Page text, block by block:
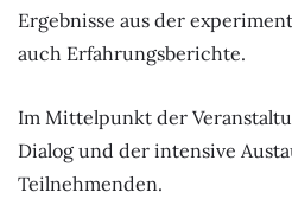
Ergebnisse aus der
auch Erfahrungsberichte.
Im Mittelpunkt der
Dialog und der intensive
Teilnehmenden.